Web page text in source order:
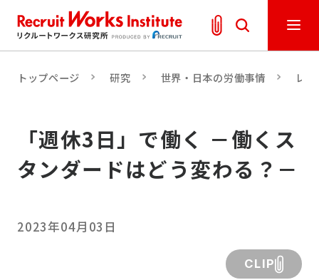
トップページ 研究 世界・日本の労働事情 レ
「週休3日」で働く －働くス
タンダードはどう変わる？－
2023年04月03日
CLIP